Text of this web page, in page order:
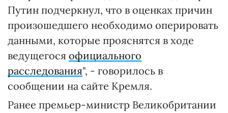
Путин подчеркнул, что в оценках причин
произошедшего необходимо оперировать
данными, которые прояснятся в ходе
ведущегося официального
расследования", - говорилось в
сообщении на сайте Кремля.
Ранее премьер-министр Великобритании